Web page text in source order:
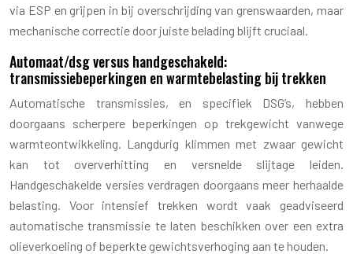
via ESP en grijpen in bij overschrijding van grenswaarden, maar
mechanische correctie door juiste belading blijft cruciaal.
Automaat/dsg versus handgeschakeld:
transmissiebeperkingen en warmtebelasting bij trekken
Automatische transmissies, en specifiek DSG’s, hebben
doorgaans scherpere beperkingen op trekgewicht vanwege
warmteontwikkeling. Langdurig klimmen met zwaar gewicht
kan tot oververhitting en versnelde slijtage leiden.
Handgeschakelde versies verdragen doorgaans meer herhaalde
belasting. Voor intensief trekken wordt vaak geadviseerd
automatische transmissie te laten beschikken over een extra
olieverkoeling of beperkte gewichtsverhoging aan te houden.